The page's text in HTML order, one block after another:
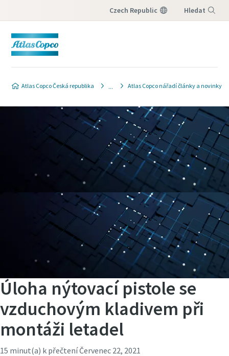
Czech Republic Hledat
Atlas Copco Česká republika Atlas Copco nářadí články a novinky
Úloha nýtovací pistole se
vzduchovým kladivem při
montáži letadel
15 minut(a) k přečtení Červenec 22, 2021